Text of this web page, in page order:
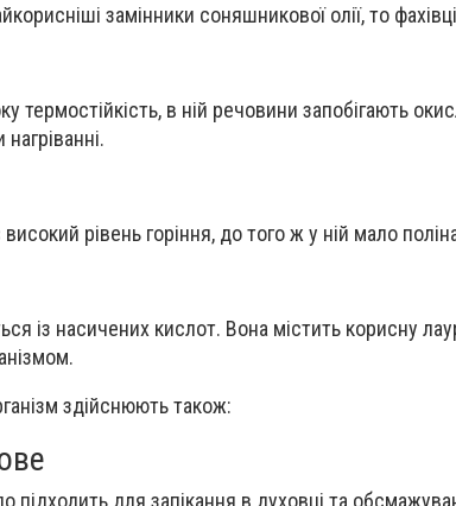
замінники соняшникової олії, то
термостійкість, в ній речовини запобігають
рівень горіння, до того ж у ній мало
із насичених кислот. Вона містить корисну
здійснюють також:
підходить для запікання в духовці та